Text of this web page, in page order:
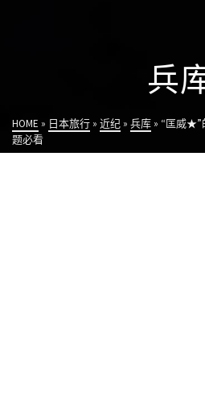
兵
HOME » 日本旅行 » 近纪 » 兵库 » “匡威★”
题必看